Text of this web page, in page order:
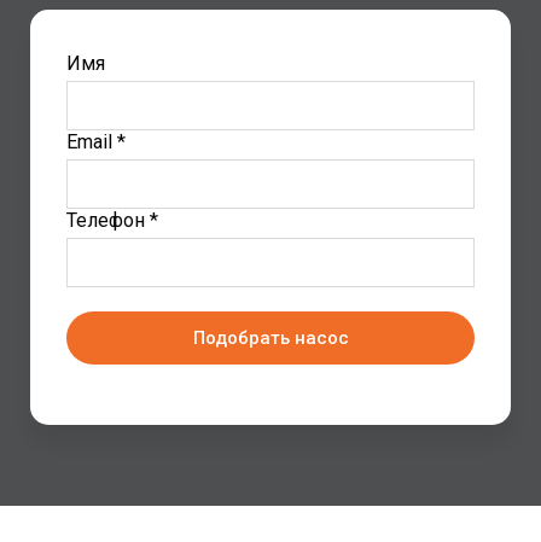
Имя
Email *
Телефон *
Подобрать насос